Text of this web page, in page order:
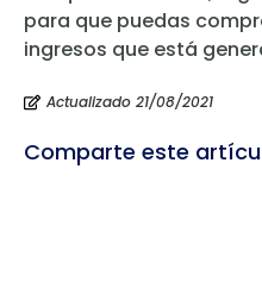
para que puedas
ingresos que está
Actualizado 21/08/2021
Comparte este